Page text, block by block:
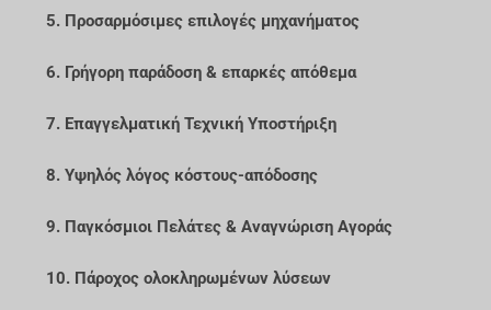
5. Προσαρμόσιμες επιλογές μηχανήματος
6. Γρήγορη παράδοση & επαρκές απόθεμα
7. Επαγγελματική Τεχνική Υποστήριξη
8. Υψηλός λόγος κόστους-απόδοσης
9. Παγκόσμιοι Πελάτες & Αναγνώριση Αγοράς
10. Πάροχος ολοκληρωμένων λύσεων